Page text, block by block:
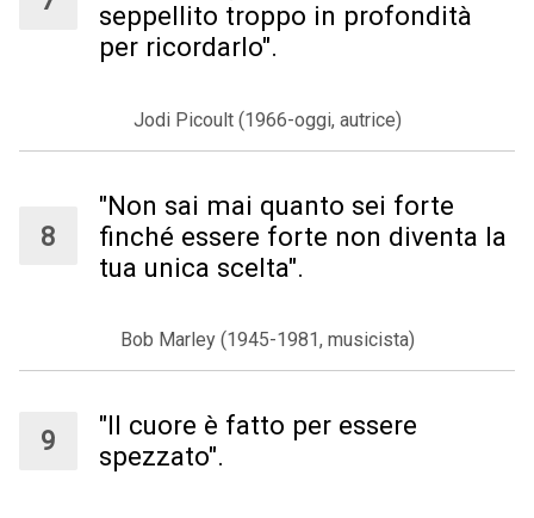
seppellito troppo in profondità
per ricordarlo".
Jodi Picoult (1966-oggi, autrice)
"Non sai mai quanto sei forte
finché essere forte non diventa la
tua unica scelta".
Bob Marley (1945-1981, musicista)
"Il cuore è fatto per essere
spezzato".